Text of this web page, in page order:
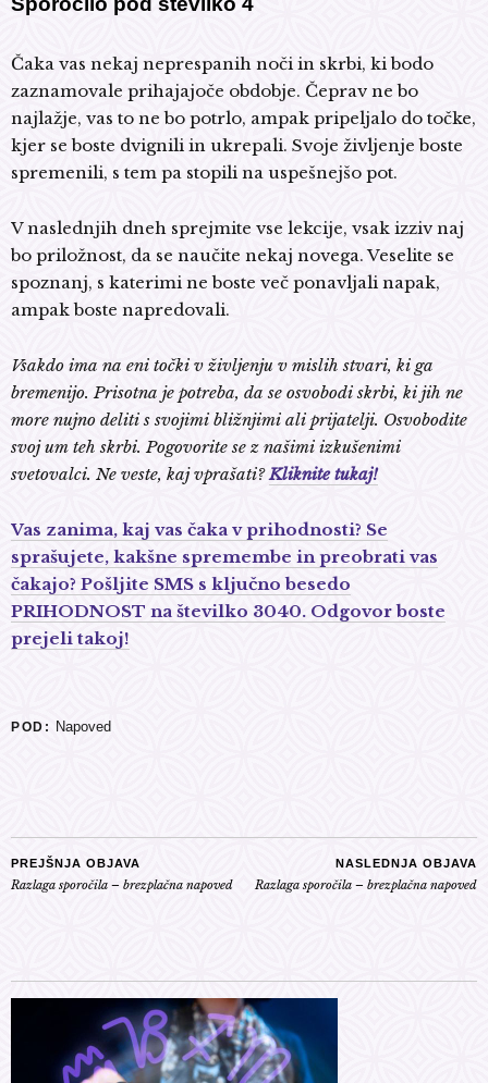
Čaka vas nekaj neprespanih noči in skrbi, ki bodo
zaznamovale prihajajoče obdobje. Čeprav ne bo
najlažje, vas to ne bo potrlo, ampak pripeljalo do točke,
kjer se boste dvignili in ukrepali. Svoje življenje boste
spremenili, s tem pa stopili na uspešnejšo pot.
V naslednjih dneh sprejmite vse lekcije, vsak izziv naj
bo priložnost, da se naučite nekaj novega. Veselite se
spoznanj, s katerimi ne boste več ponavljali napak,
ampak boste napredovali.
Vsakdo ima na eni točki v življenju v mislih stvari, ki ga
bremenijo. Prisotna je potreba, da se osvobodi skrbi, ki jih ne
more nujno deliti s svojimi bližnjimi ali prijatelji. Osvobodite
svoj um teh skrbi. Pogovorite se z našimi izkušenimi
svetovalci. Ne veste, kaj vprašati?Kliknite tukaj!
Vas zanima, kaj vas čaka v prihodnosti? Se
sprašujete, kakšne spremembe in preobrati vas
čakajo? Pošljite SMS s ključno besedo
PRIHODNOST na številko 3040. Odgovor boste
prejeli takoj!
POD: Napoved
PREJŠNJA OBJAVA
Razlaga sporočila – brezplačna napoved
NASLEDNJA OBJAVA
Razlaga sporočila – brezplačna napoved